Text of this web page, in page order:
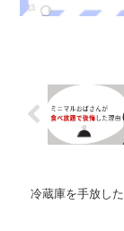
冷蔵庫を手放し